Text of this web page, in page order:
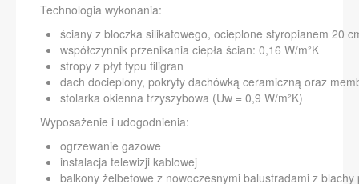
Technologia wykonania:
ściany z bloczka silikatowego, ocieplone styropianem 20
współczynnik przenikania ciepła ścian: 0,16 W/m²K
stropy z płyt typu filigran
dach docieplony, pokryty dachówką ceramiczną oraz
stolarka okienna trzyszybowa (Uw = 0,9 W/m²K)
Wyposażenie i udogodnienia:
ogrzewanie gazowe
instalacja telewizji kablowej
balkony żelbetowe z nowoczesnymi balustradami z blachy